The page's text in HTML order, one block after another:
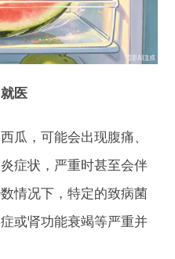
医
瓜，可能会出现腹痛、
症状，严重时甚至会伴
情况下，特定的致病菌
或肾功能衰竭等严重并